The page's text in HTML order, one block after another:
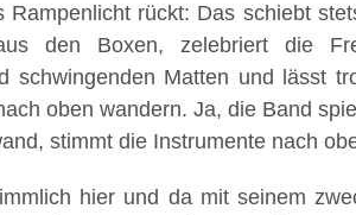
Rampenlicht rückt: Das schiebt
den Boxen, zelebriert die
schwingenden Matten und lässt
oben wandern. Ja, die Band
stimmt die Instrumente nach
hier und da mit seinem